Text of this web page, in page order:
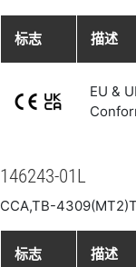
标志 描述
EU &
146243-01L
CCA,TB-
标志 描述